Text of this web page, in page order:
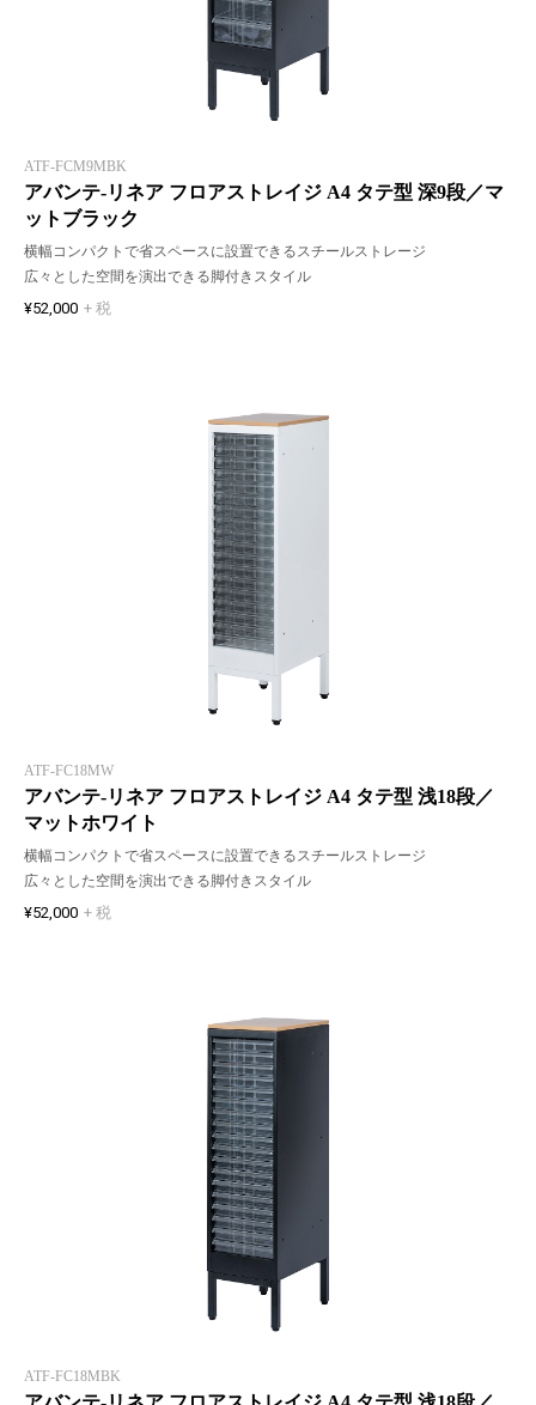
ATF-FCM9MBK
アバンテ-リネア フロアストレイジ A4 タテ型 深9段／マ
ットブラック
横幅コンパクトで省スペースに設置できるスチールストレージ
広々とした空間を演出できる脚付きスタイル
¥52,000 + 税
ATF-FC18MW
アバンテ-リネア フロアストレイジ A4 タテ型 浅18段／
マットホワイト
横幅コンパクトで省スペースに設置できるスチールストレージ
広々とした空間を演出できる脚付きスタイル
¥52,000 + 税
ATF-FC18MBK